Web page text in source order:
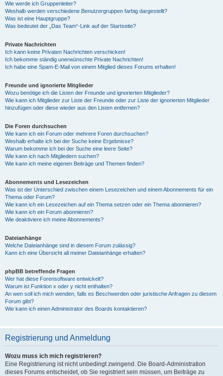
Wie werde ich Gruppenleiter?
Weshalb werden verschiedene Benutzergruppen farbig dargestellt?
Was ist eine Hauptgruppe?
Was bedeutet der „Das Team“-Link auf der Startseite?
Private Nachrichten
Ich kann keine Privaten Nachrichten verschicken!
Ich bekomme ständig unerwünschte Private Nachrichten!
Ich habe eine Spam-E-Mail von einem Mitglied dieses Forums erhalten!
Freunde und ignorierte Mitglieder
Wozu benötige ich die Listen der Freunde und ignorierten Mitglieder?
Wie kann ich Mitglieder zur Liste der Freunde oder zur Liste der ignorierten Mitglieder
hinzufügen oder diese wieder aus den Listen entfernen?
Die Foren durchsuchen
Wie kann ich ein Forum oder mehrere Foren durchsuchen?
Weshalb erhalte ich bei der Suche keine Ergebnisse?
Warum bekomme ich bei der Suche eine leere Seite?
Wie kann ich nach Mitgliedern suchen?
Wie kann ich meine eigenen Beiträge und Themen finden?
Abonnements und Lesezeichen
Was ist der Unterschied zwischen einem Lesezeichen und einem Abonnements für ein
Thema oder Forum?
Wie kann ich ein Lesezeichen auf ein Thema setzen oder ein Thema abonnieren?
Wie kann ich ein Forum abonnieren?
Wie deaktiviere ich meine Abonnements?
Dateianhänge
Welche Dateianhänge sind in diesem Forum zulässig?
Kann ich eine Übersicht all meiner Dateianhänge erhalten?
phpBB betreffende Fragen
Wer hat diese Forensoftware entwickelt?
Warum ist Funktion x oder y nicht enthalten?
An wen soll ich mich wenden, falls es Beschwerden oder juristische Anfragen zu diesem
Forum gibt?
Wie kann ich einen Administrator des Boards kontaktieren?
Registrierung und Anmeldung
Wozu muss ich mich registrieren?
Eine Registrierung ist nicht unbedingt zwingend. Die Board-Administration
dieses Forums entscheidet, ob Sie registriert sein müssen, um Beiträge zu